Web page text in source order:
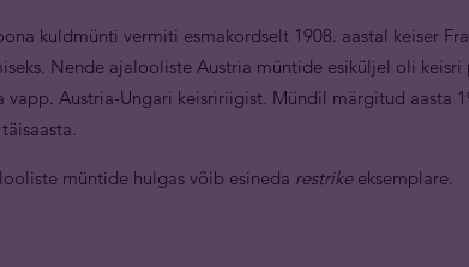
kuldmünti vermiti esmakordselt 1908. aastal keiser
Nende ajalooliste Austria müntide esiküljel oli
vapp. Austria-Ungari keisririigist. Mündil märgitud aasta
müntide hulgas võib esineda restrike eksemplare.